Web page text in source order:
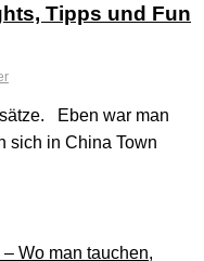
Tipps und Fun
Eben war man
sich in China Town